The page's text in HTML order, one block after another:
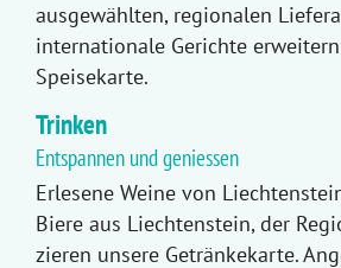
ausgewählten, regionalen
internationale Gerichte
Speisekarte.
Trinken
Entspannen und geniessen
Erlesene Weine von
Biere aus Liechtenstein, der
zieren unsere Getränkekarte.